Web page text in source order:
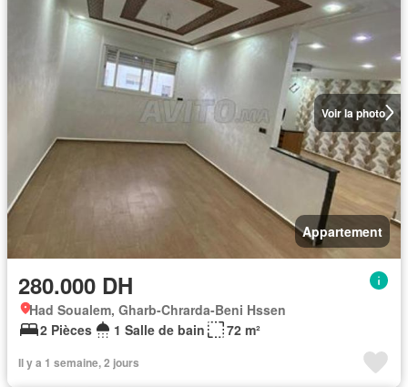
Voir la photo
Appartement
280.000 DH
Had Soualem, Gharb-Chrarda-Beni Hssen
2 Pièces
1 Salle de bain 72 m²
Il y a 1 semaine, 2 jours